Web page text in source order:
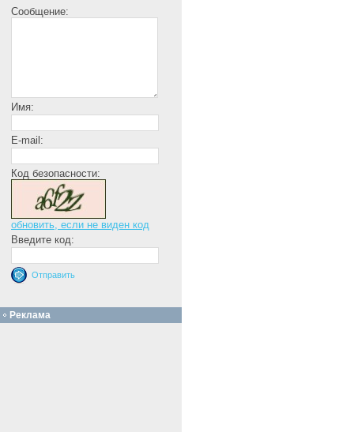
Сообщение:
Имя:
E-mail:
Код безопасности:
обновить, если не виден код
Введите код:
Реклама